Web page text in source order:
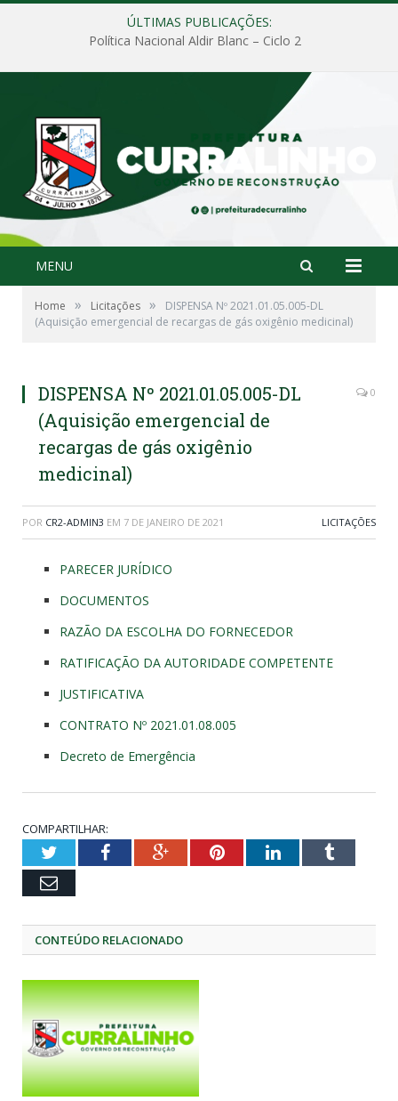
ÚLTIMAS PUBLICAÇÕES:
Política Nacional Aldir Blanc – Ciclo 2
MENU
Home » Licitações »
DISPENSA Nº 2021.01.05.005-DL
(Aquisição emergencial de recargas de gás oxigênio medicinal)
DISPENSA Nº 2021.01.05.005-DL
(Aquisição emergencial de
recargas de gás oxigênio
medicinal)
0
POR CR2-ADMIN3 EM 7 DE JANEIRO DE 2021 LICITAÇÕES
PARECER JURÍDICO
DOCUMENTOS
RAZÃO DA ESCOLHA DO FORNECEDOR
RATIFICAÇÃO DA AUTORIDADE COMPETENTE
JUSTIFICATIVA
CONTRATO Nº 2021.01.08.005
Decreto de Emergência
COMPARTILHAR:
TwitterFacebookGoogle+PinterestLinkedInTumblr
Email
CONTEÚDO RELACIONADO